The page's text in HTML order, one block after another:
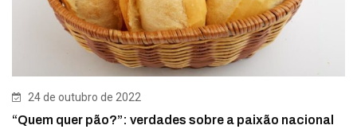
24 de outubro de 2022
“Quem quer pão?”: verdades sobre a paixão nacional